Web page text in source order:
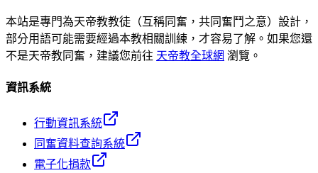
本站是專門為天帝教教徒（互稱同奮，共同奮鬥之意）設計，
部分用語可能需要經過本教相關訓練，才容易了解。如果您還
不是天帝教同奮，建議您前往 天帝教全球網 瀏覽。
資訊系統
行動資訊系統
同奮資料查詢系統
電子化捐款